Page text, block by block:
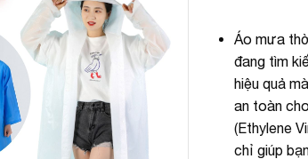
Áo mưa
đang tìm
hiệu quả
an toàn
(Ethylene
chỉ giúp